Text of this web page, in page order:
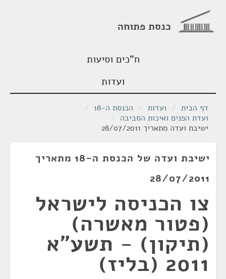
כנסת פתוחה
ח"כים וסיעות
ועדות
דף הבית / ועדות / הכנסת ה-18
/
ועדת הפנים ואיכות הסביבה /
ישיבת ועדה מתאריך 28/07/2011
ישיבת ועדה של הכנסת ה-18 מתאריך
28/07/2011
צו הכניסה לישראל
(פטור מאשרה)
(תיקון) - תשע"א
2011 (בליז)